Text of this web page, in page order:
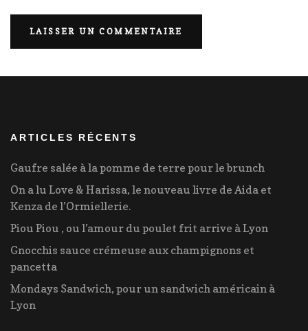
ARTICLES RÉCENTS
Gaufre salée à la pomme de terre pour le brunch
On a lu Love & Harissa, le nouveau livre de Aida et
Kenza de l’Ormiellerie.
Piou Piou , ou l’amour du poulet frit arrive à Lyon
Gnocchis sauce crémeuse aux champignons et
pancetta
Mondays Sandwich, pour un sandwich américain à
Lyon